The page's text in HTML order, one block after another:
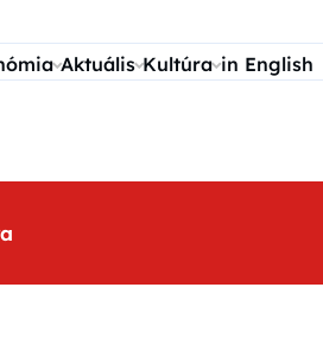
Aktuális Kultúra in English